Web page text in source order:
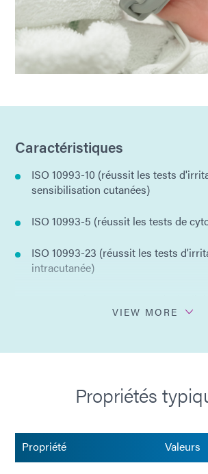
Caractéristiques
ISO 10993-10 (réussit les tests
sensibilisation cutanées)
ISO 10993-5 (réussit les tests de
ISO 10993-23 (réussit les tests
intracutanée)
triméthylbenzoyl phosphine)
VIEW MORE
Propriétés
Propriété Valeurs